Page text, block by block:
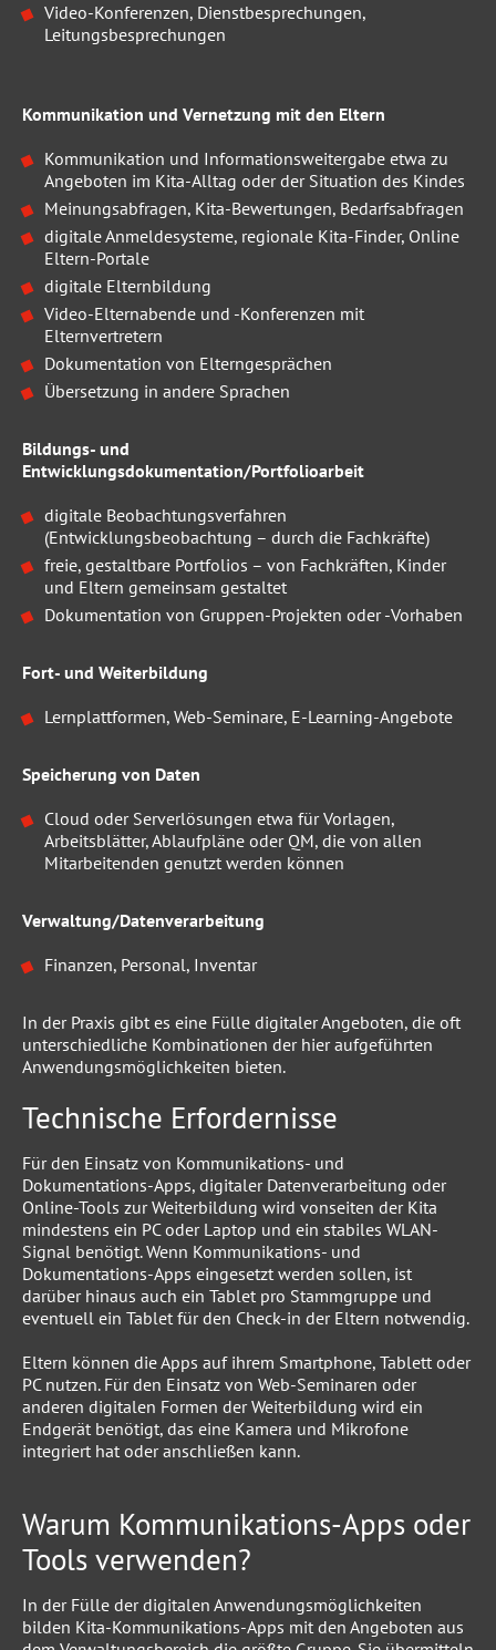
Video-Konferenzen, Dienstbesprechungen,
Leitungsbesprechungen
Kommunikation und Vernetzung mit den Eltern
Kommunikation und Informationsweitergabe etwa zu
Angeboten im Kita-Alltag oder der Situation des Kindes
Meinungsabfragen, Kita-Bewertungen, Bedarfsabfragen
digitale Anmeldesysteme, regionale Kita-Finder, Online
Eltern-Portale
digitale Elternbildung
Video-Elternabende und -Konferenzen mit
Elternvertretern
Dokumentation von Elterngesprächen
Übersetzung in andere Sprachen
Bildungs- und
Entwicklungsdokumentation/Portfolioarbeit
digitale Beobachtungsverfahren
(Entwicklungsbeobachtung – durch die Fachkräfte)
freie, gestaltbare Portfolios – von Fachkräften, Kinder
und Eltern gemeinsam gestaltet
Dokumentation von Gruppen-Projekten oder -Vorhaben
Fort- und Weiterbildung
Lernplattformen, Web-Seminare, E-Learning-Angebote
Speicherung von Daten
Cloud oder Serverlösungen etwa für Vorlagen,
Arbeitsblätter, Ablaufpläne oder QM, die von allen
Mitarbeitenden genutzt werden können
Verwaltung/Datenverarbeitung
Finanzen, Personal, Inventar
In der Praxis gibt es eine Fülle digitaler Angeboten, die oft
unterschiedliche Kombinationen der hier aufgeführten
Anwendungsmöglichkeiten bieten.
Technische Erfordernisse
Für den Einsatz von Kommunikations- und
Dokumentations-Apps, digitaler Datenverarbeitung oder
Online-Tools zur Weiterbildung wird vonseiten der Kita
mindestens ein PC oder Laptop und ein stabiles WLAN-
Signal benötigt. Wenn Kommunikations- und
Dokumentations-Apps eingesetzt werden sollen, ist
darüber hinaus auch ein Tablet pro Stammgruppe und
eventuell ein Tablet für den Check-in der Eltern notwendig.
Eltern können die Apps auf ihrem Smartphone, Tablett oder
PC nutzen. Für den Einsatz von Web-Seminaren oder
anderen digitalen Formen der Weiterbildung wird ein
Endgerät benötigt, das eine Kamera und Mikrofone
integriert hat oder anschließen kann.
Warum Kommunikations-Apps oder
Tools verwenden?
In der Fülle der digitalen Anwendungsmöglichkeiten
bilden Kita-Kommunikations-Apps mit den Angeboten aus